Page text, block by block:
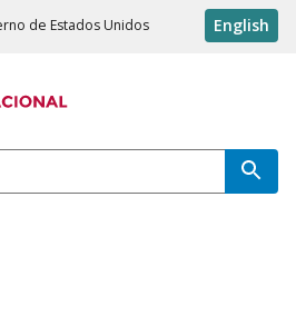
de Estados Unidos English